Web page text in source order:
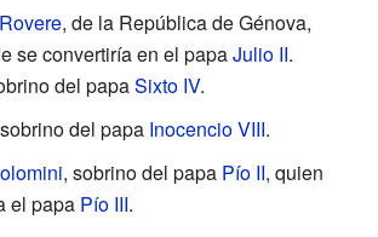
, de la República de Génova,
se convertiría en el papaJulio II.
del papaSixto IV.
del papa Inocencio VIII.
, sobrino del papa Pío II, quien
el papa Pío III.